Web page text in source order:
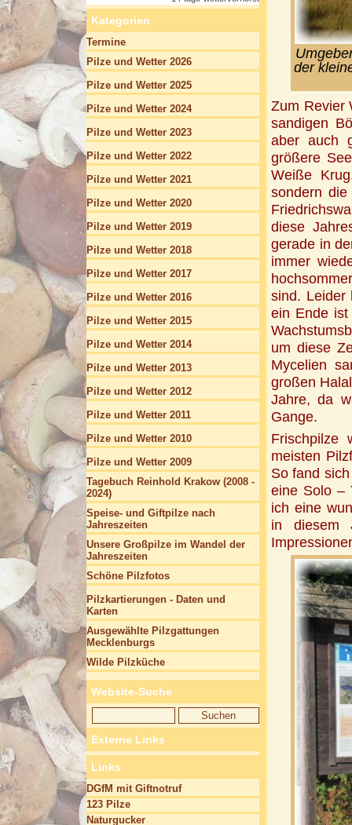
der
Zum Revier
sandigen
aber auch
größere
Weiße
sondern
diese
gerade in
immer
sind. Leider
ein Ende
um diese
Mycelien
großen
Jahre, da
Gange.
Frischpilze
meisten
So fand
eine Solo –
ich eine
in diesem
Kategorien
Termine
Pilze und Wetter 2026
Pilze und Wetter 2025
Pilze und Wetter 2024
Pilze und Wetter 2023
Pilze und Wetter 2022
Pilze und Wetter 2021
Pilze und Wetter 2020
Pilze und Wetter 2019
Pilze und Wetter 2018
Pilze und Wetter 2017
Pilze und Wetter 2016
Pilze und Wetter 2015
Pilze und Wetter 2014
Pilze und Wetter 2013
Pilze und Wetter 2012
Pilze und Wetter 2011
Pilze und Wetter 2010
Pilze und Wetter 2009
Tagebuch Reinhold Krakow (2008 -
2024)
Speise- und Giftpilze nach
Jahreszeiten
Unsere Großpilze im Wandel der
Jahreszeiten
Schöne Pilzfotos
Pilzkartierungen - Daten und
Karten
Ausgewählte Pilzgattungen
Mecklenburgs
Wilde Pilzküche
Website-Suche
Externe Links
Links
DGfM mit Giftnotruf
123 Pilze
Naturgucker